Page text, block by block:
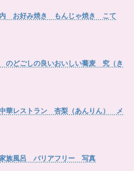
お好み焼き もんじゃ焼き こて
どごしの良いおいしい蕎麦 究（き
華レストラン 杏梨（あんりん） メ
族風呂 バリアフリー 写真